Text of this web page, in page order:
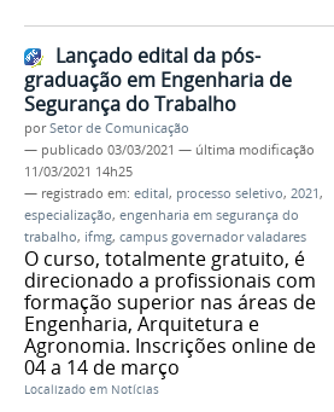
Lançado edital da pós-
graduação em Engenharia de
Segurança do Trabalho
porSetor de Comunicação
— publicado 03/03/2021 — última modificação
11/03/2021 14h25
— registrado em: edital, processo seletivo, 2021,
especialização, engenharia em segurança do
trabalho, ifmg, campus governador valadares
O curso, totalmente gratuito, é
direcionado a profissionais com
formação superior nas áreas de
Engenharia, Arquitetura e
Agronomia. Inscrições online de
04 a 14 de março
Localizado em Notícias